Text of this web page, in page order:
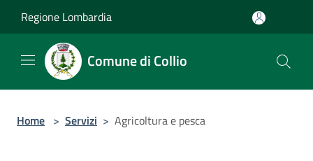
Regione Lombardia
Comune di Collio
Home > Servizi > Agricoltura e pesca